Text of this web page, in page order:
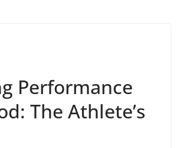
Performance
The Athlete’s